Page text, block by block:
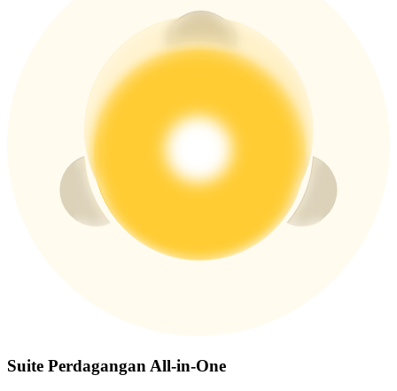
BTC Flexible Staking | Daily Rewards
Lebih Banyak Acara
Menangkan Hadiah dan Hadiah Eksklusif
Suite Perdagangan All-in-One